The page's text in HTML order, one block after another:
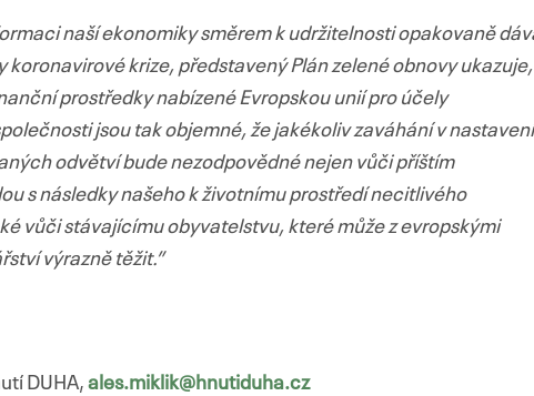
naší ekonomiky směrem k udržitelnosti opakovaně
koronavirové krize, představený Plán zelené obnovy ukazuje,
prostředky nabízené Evropskou unií pro účely
jsou tak objemné, že jakékoliv zaváhání v nastavení
odvětví bude nezodpovědné nejen vůči příštím
s následky našeho k životnímu prostředí necitlivého
vůči stávajícímu obyvatelstvu, které může z evropskými
výrazně těžit.”
DUHA, ales.miklik@hnutiduha.cz